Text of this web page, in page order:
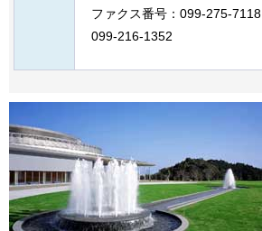
ファクス番号：099-275-7118
099-216-1352